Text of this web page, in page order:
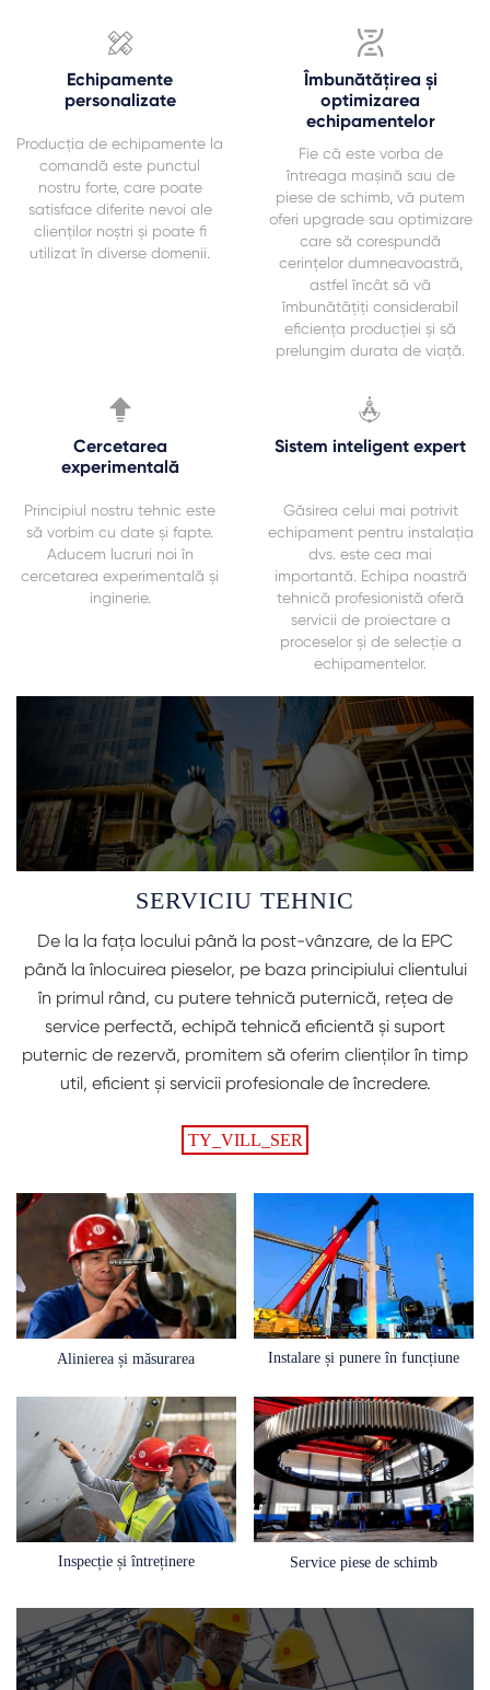

Echipamente
personalizate
Producția de echipamente la
comandă este punctul
nostru forte, care poate
satisface diferite nevoi ale
clienților noștri și poate fi
utilizat în diverse domenii.

Îmbunătățirea și
optimizarea
echipamentelor
Fie că este vorba de
întreaga mașină sau de
piese de schimb, vă putem
oferi upgrade sau optimizare
care să corespundă
cerințelor dumneavoastră,
astfel încât să vă
îmbunătățiți considerabil
eficiența producției și să
prelungim durata de viață.

Cercetarea
experimentală
Principiul nostru tehnic este
să vorbim cu date și fapte.
Aducem lucruri noi în
cercetarea experimentală și
inginerie.

Sistem inteligent expert
Găsirea celui mai potrivit
echipament pentru instalația
dvs. este cea mai
importantă. Echipa noastră
tehnică profesionistă oferă
servicii de proiectare a
proceselor și de selecție a
echipamentelor.
SERVICIU TEHNIC
De la la fața locului până la post-vânzare, de la EPC
până la înlocuirea pieselor, pe baza principiului clientului
în primul rând, cu putere tehnică puternică, rețea de
service perfectă, echipă tehnică eficientă și suport
puternic de rezervă, promitem să oferim clienților în timp
util, eficient și servicii profesionale de încredere.
TY_VILL_SER
Alinierea și măsurarea Instalare și punere în funcțiune
Inspecție și întreținere Service piese de schimb